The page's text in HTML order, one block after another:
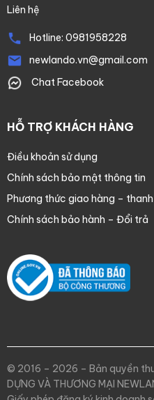
Liên hệ
Hotline: 0981958228
newlando.vn@gmail.com
Chat Facebook
HỖ TRỢ KHÁCH HÀNG
Điều khoản sử dụng
Chính sách bảo mật thông tin
Phương thức giao hàng –
Chính sách bảo hành – Đổi trả
© 2016 – 2026 – Bản quyền
DỰNG VÀ THƯƠNG MẠI